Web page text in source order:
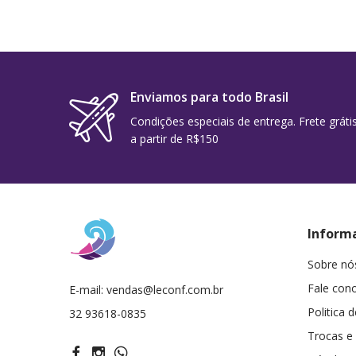
Enviamos para todo Brasil
Condições especiais de entrega. Frete
a partir de R$150
E-mail: vendas@leconf.com.br
32 93618-0835
Sobre
Fale
Politica
Trocas